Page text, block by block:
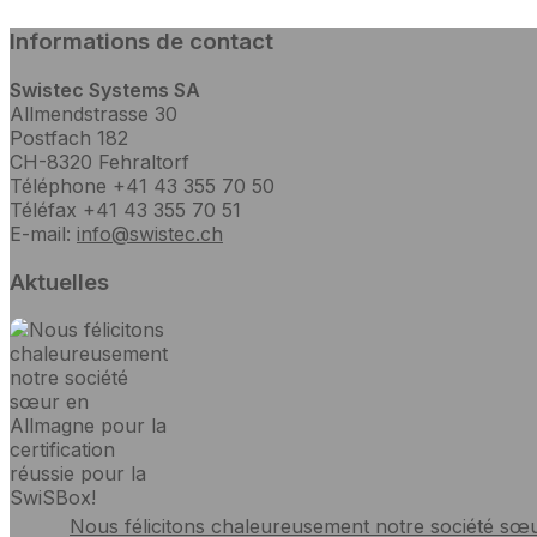
Informations de contact
Swistec Systems SA
Allmendstrasse 30
Postfach 182
CH-8320 Fehraltorf
Téléphone +41 43 355 70 50
Téléfax +41 43 355 70 51
E-mail: info@swistec.ch
Aktuelles
Nous félicitons chaleureusement notre société